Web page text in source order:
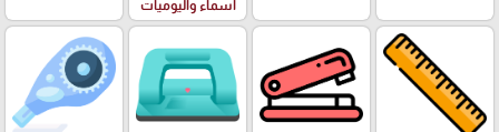
اسماء واليوميات